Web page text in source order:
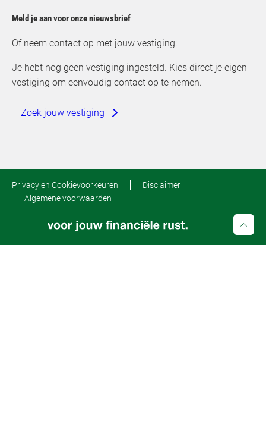
Meld je aan voor onze nieuwsbrief
Of neem contact op met jouw vestiging:
Je hebt nog geen vestiging ingesteld. Kies direct je eigen
vestiging om eenvoudig contact op te nemen.
Zoek jouw vestiging
Privacy en Cookievoorkeuren
Disclaimer
Algemene voorwaarden